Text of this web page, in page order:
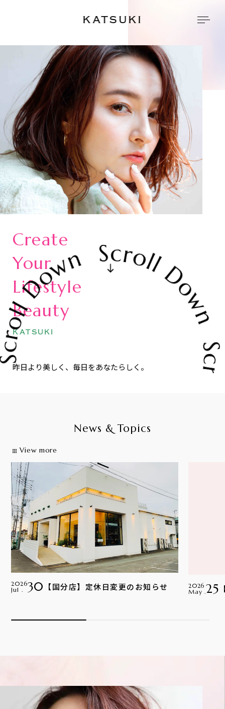
KATSUKI
Create
Your
Lifestyle
Beauty
KATSUKI
昨日より美しく、毎日をあなたらしく。
News & Topics
apps View more
2026
Jul .
30 【国分店】定休日変更のお知らせ
2026
May .25